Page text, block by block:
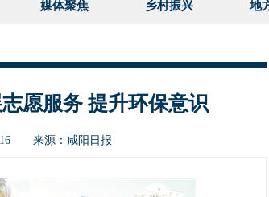
媒体聚焦 乡村振兴 地
愿服务 提升环保意识
来源： 咸阳日报